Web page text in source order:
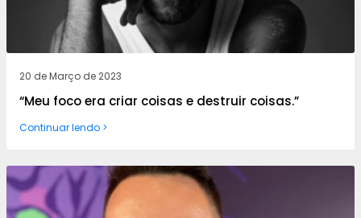
20 de Março de 2023
“Meu foco era criar coisas e destruir coisas.”
Continuar lendo >